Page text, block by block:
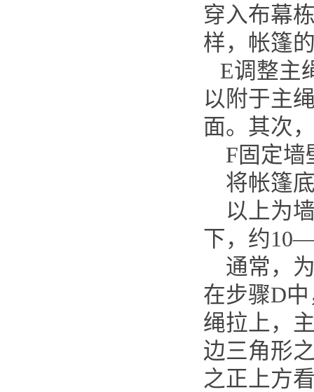
穿入布幕
样，帐篷
E调整主
以附于主
面。其次
F固定墙
将帐篷
以上为墙
下，约
通常，为
在步骤D
绳拉上，
边三角形
之正上方